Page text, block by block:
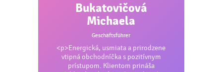
Bukatovičová
Michaela
Geschäftsführer
<p>Energická, usmiata a prirodzene
vtipná obchodníčka s pozitívnym
prístupom. Klientom prináša